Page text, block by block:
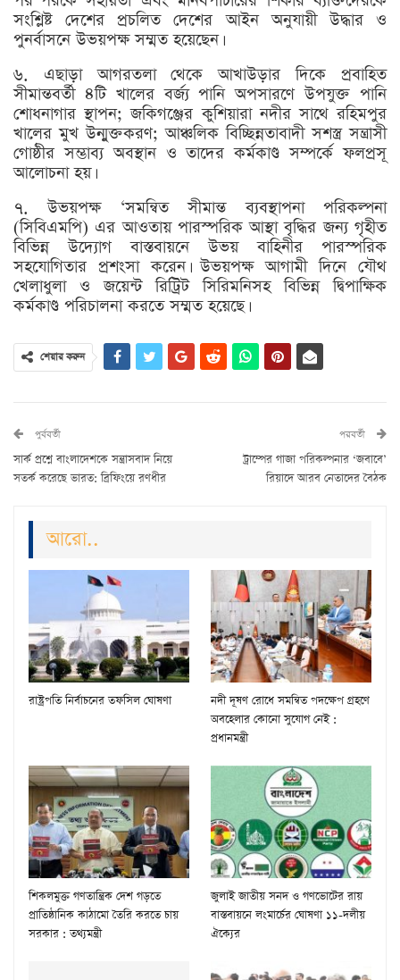
সংশ্লিষ্ট দেশের প্রচলিত দেশের আইন অনুযায়ী উদ্ধার ও
পুনর্বাসনে উভয়পক্ষ সম্মত হয়েছেন।
৬. এছাড়া আগরতলা থেকে আখাউড়ার দিকে প্রবাহিত
সীমান্তবর্তী ৪টি খালের বর্জ্য পানি অপসারণে উপযুক্ত পানি
শোধনাগার স্থাপন; জকিগঞ্জের কুশিয়ারা নদীর সাথে রহিমপুর
খালের মুখ উন্মুক্তকরণ; আঞ্চলিক বিচ্ছিন্নতাবাদী সশস্ত্র সন্ত্রাসী
গোষ্ঠীর সম্ভাব্য অবস্থান ও তাদের কর্মকাণ্ড সম্পর্কে ফলপ্রসূ
আলোচনা হয়।
৭. উভয়পক্ষ ‘সমন্বিত সীমান্ত ব্যবস্থাপনা পরিকল্পনা
(সিবিএমপি) এর আওতায় পারস্পরিক আস্থা বৃদ্ধির জন্য গৃহীত
বিভিন্ন উদ্যোগ বাস্তবায়নে উভয় বাহিনীর পারস্পরিক
সহযোগিতার প্রশংসা করেন। উভয়পক্ষ আগামী দিনে যৌথ
খেলাধুলা ও জয়েন্ট রিট্রিট সিরিমনিসহ বিভিন্ন দ্বিপাক্ষিক
কর্মকাণ্ড পরিচালনা করতে সম্মত হয়েছে।
শেয়ার করুন
পুর্ববর্তী
সার্ক প্রশ্নে বাংলাদেশকে সন্ত্রাসবাদ নিয়ে
সতর্ক করেছে ভারত: ব্রিফিংয়ে রণধীর
পরবর্তী
ট্রাম্পের গাজা পরিকল্পনার ‘জবাবে’
রিয়াদে আরব নেতাদের বৈঠক
আরো..
রাষ্ট্রপতি নির্বাচনের তফসিল ঘোষণা
নদী দূষণ রোধে সমন্বিত পদক্ষেপ গ্রহণে
অবহেলার কোনো সুযোগ নেই :
প্রধানমন্ত্রী
শিকলমুক্ত গণতান্ত্রিক দেশ গড়তে
প্রাতিষ্ঠানিক কাঠামো তৈরি করতে চায়
সরকার : তথ্যমন্ত্রী
জুলাই জাতীয় সনদ ও গণভোটের রায়
বাস্তবায়নে লংমার্চের ঘোষণা ১১-দলীয়
ঐক্যের